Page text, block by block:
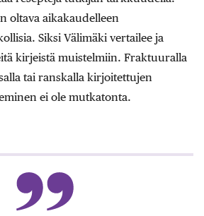
oltava aikakaudelleen
Siksi Välimäki vertailee ja
kirjeistä muistelmiin. Fraktuuralla
tai ranskalla kirjoitettujen
ei ole mutkatonta.